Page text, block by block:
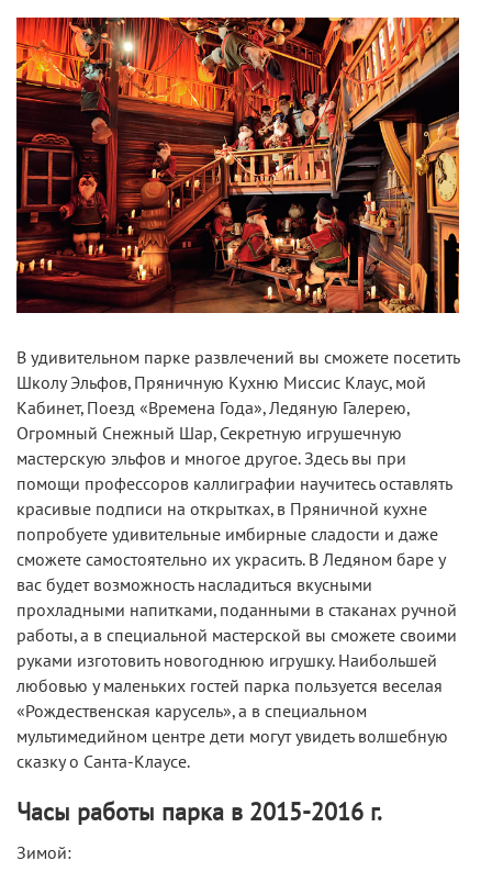
В удивительном парке развлечений вы сможете посетить
Школу Эльфов, Пряничную Кухню Миссис Клаус, мой
Кабинет, Поезд «Времена Года», Ледяную Галерею,
Огромный Снежный Шар, Секретную игрушечную
мастерскую эльфов и многое другое. Здесь вы при
помощи профессоров каллиграфии научитесь оставлять
красивые подписи на открытках, в Пряничной кухне
попробуете удивительные имбирные сладости и даже
сможете самостоятельно их украсить. В Ледяном баре у
вас будет возможность насладиться вкусными
прохладными напитками, поданными в стаканах ручной
работы, а в специальной мастерской вы сможете своими
руками изготовить новогоднюю игрушку. Наибольшей
любовью у маленьких гостей парка пользуется веселая
«Рождественская карусель», а в специальном
мультимедийном центре дети могут увидеть волшебную
сказку о Санта-Клаусе.
Часы работы парка в 2015-2016 г.
Зимой: